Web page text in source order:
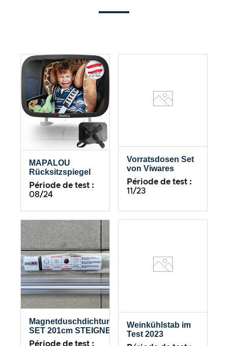
MAPALOU
Rücksitzspiegel
Période de test :
08/24
Vorratsdosen Set
von Viwares
Période de test :
11/23
Magnetduschdichtungs-
SET 201cm STEIGNER
Période de test :
Weinkühlstab im
Test 2023